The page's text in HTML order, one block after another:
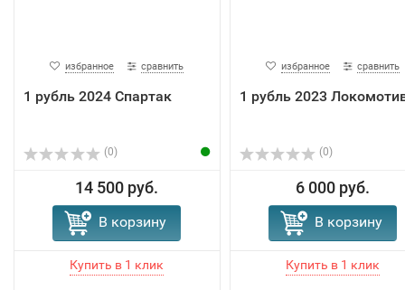
избранное сравнить
1 рубль 2024 Спартак
(0)
14 500 руб.
В корзину
избранное сравнить
1 рубль 2023
(0)
6 000 руб.
В корзину